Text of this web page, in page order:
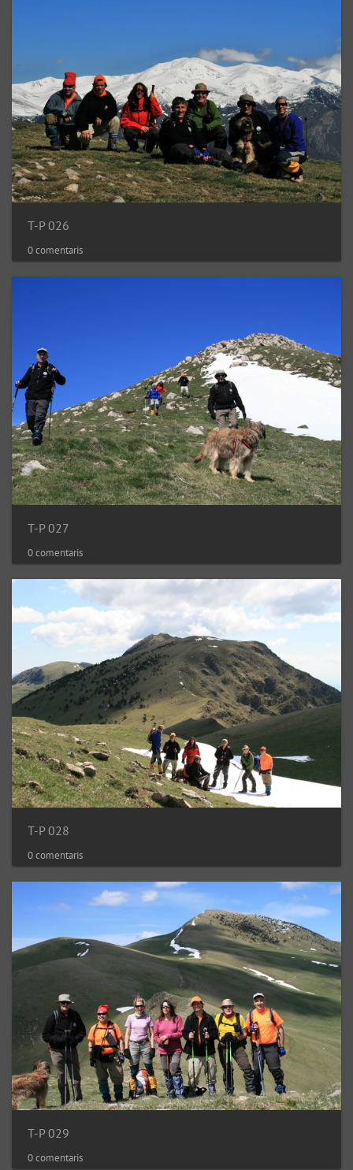
T-P 026
0 comentaris
T-P 027
0 comentaris
T-P 028
0 comentaris
T-P 029
0 comentaris